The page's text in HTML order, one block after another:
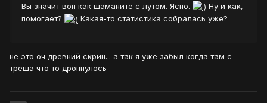
Вы значит вон как шаманите с лутом. Ясно.
Ну и как,
помогает?
Какая-то статистика собралась уже?
не это оч древний скрин... а так я уже забыл когда там с
треша что то дропнулось